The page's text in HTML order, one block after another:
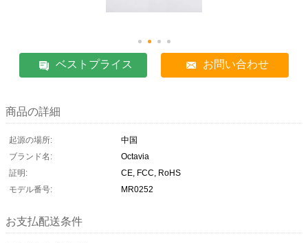
ベストプライス お問い合わせ
商品の詳細
起源の場所:
中国
ブランド名:
Octavia
証明:
CE, FCC, RoHS
モデル番号:
MR0252
お支払配送条件